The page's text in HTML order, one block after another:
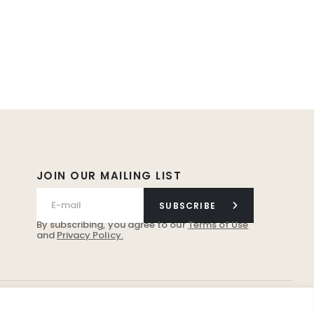
JOIN OUR MAILING LIST
SUBSCRIBE
By subscribing, you agree to ourTerms of Use
and Privacy Policy.